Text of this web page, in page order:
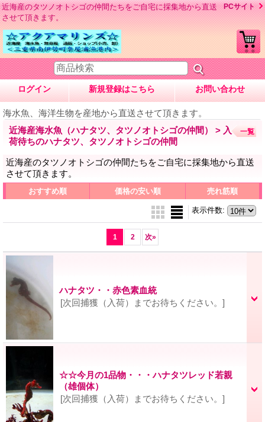
近海産のタツノオトシゴの仲間たちをご自宅に採集地から直送
させて頂きます。
PCサイト
ログイン 新規登録はこちら お問い合わせ
海水魚、海洋生物を産地から直送させて頂きます。
近海産海水魚（ハナタツ、タツノオトシゴの仲間） > 入
荷待ちのハナタツ、タツノオトシゴの仲間
近海産のタツノオトシゴの仲間たちをご自宅に採集地から直送
させて頂きます。
一覧
おすすめ順 価格の安い順 売れ筋順
表示件数:
1 2 次»
ハナタツ・・赤色素血統
[次回捕獲（入荷）までお待ちください。]
☆☆今月の1品物・・・ハナタツレッド若親
（雄個体）
[次回捕獲（入荷）までお待ちください。]